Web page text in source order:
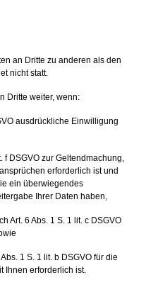
an Dritte zu anderen als den
nicht statt.
Dritte weiter, wenn:
ausdrückliche Einwilligung
f DSGVO zur Geltendmachung,
erforderlich ist und
ein überwiegendes
Ihrer Daten haben,
Art. 6 Abs. 1 S. 1 lit. c DSGVO
1 S. 1 lit. b DSGVO für die
Ihnen erforderlich ist.